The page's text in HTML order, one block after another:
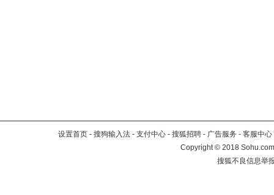
设置首页 - 搜狗输入法 - 支付中心 - 搜狐招聘 - 广告服务 - 客服中心
Copyright©2018
搜狐不良信息举